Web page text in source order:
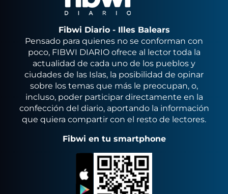
Fibwi Diario - Illes Balears
Pensado para quienes no se conforman con
poco, FIBWI DIARIO ofrece al lector toda la
actualidad de cada uno de los pueblos y
ciudades de las Islas, la posibilidad de opinar
sobre los temas que más le preocupan, o,
incluso, poder participar directamente en la
confección del diario, aportando la información
que quiera compartir con el resto de lectores.
Fibwi en tu smartphone